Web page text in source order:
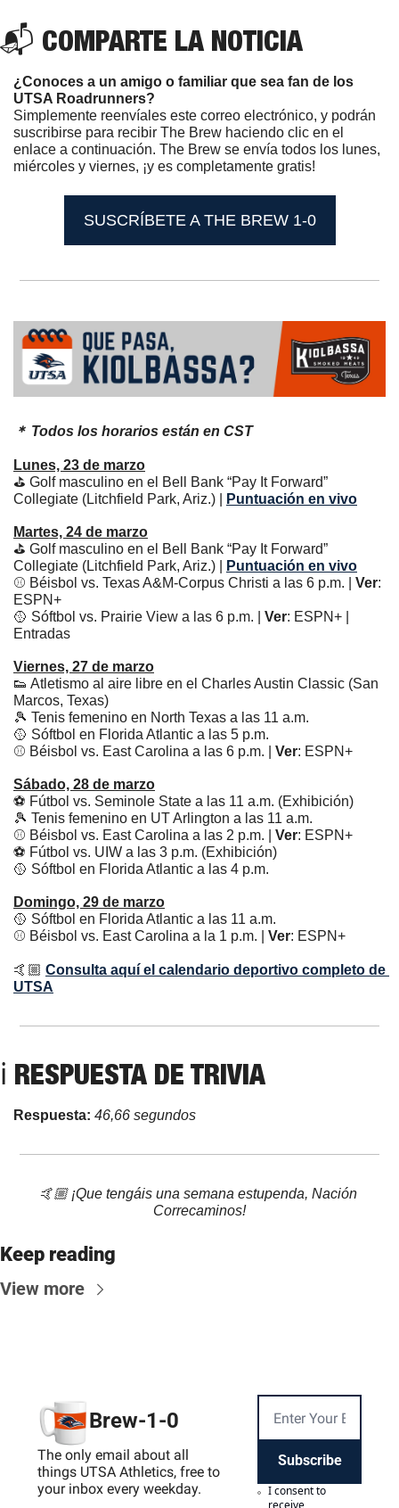
📬 COMPARTE LA NOTICIA
¿Conoces a un amigo o familiar que sea fan de los
UTSA Roadrunners?
Simplemente reenvíales este correo electrónico, y podrán
suscribirse para recibir The Brew haciendo clic en el
enlace a continuación. The Brew se envía todos los lunes,
miércoles y viernes, ¡y es completamente gratis!
SUSCRÍBETE A THE BREW 1-0
＊ Todos los horarios están en CST
Lunes, 23 de marzo
⛳ Golf masculino en el Bell Bank “Pay It Forward”
Collegiate (Litchfield Park, Ariz.) |
Puntuación en vivo
Martes, 24 de marzo
⛳ Golf masculino en el Bell Bank “Pay It Forward”
Collegiate (Litchfield Park, Ariz.) |
Puntuación en vivo
⚾️ Béisbol vs. Texas A&M-Corpus Christi a las 6 p.m. | Ver:
ESPN+
🥎 Sóftbol vs. Prairie View a las 6 p.m. | Ver: ESPN+ |
Entradas
Viernes, 27 de marzo
👟 Atletismo al aire libre en el Charles Austin Classic (San
Marcos, Texas)
🎾 Tenis femenino en North Texas a las 11 a.m.
🥎 Sóftbol en Florida Atlantic a las 5 p.m.
⚾ Béisbol vs. East Carolina a las 6 p.m. | Ver: ESPN+
Sábado, 28 de marzo
⚽ Fútbol vs. Seminole State a las 11 a.m. (Exhibición)
🎾 Tenis femenino en UT Arlington a las 11 a.m.
⚾ Béisbol vs. East Carolina a las 2 p.m. | Ver: ESPN+
⚽ Fútbol vs. UIW a las 3 p.m. (Exhibición)
🥎 Sóftbol en Florida Atlantic a las 4 p.m.
Domingo, 29 de marzo
🥎 Sóftbol en Florida Atlantic a las 11 a.m.
⚾ Béisbol vs. East Carolina a la 1 p.m. | Ver: ESPN+
🤙🏼 Consulta aquí el calendario deportivo completo de
UTSA
ℹ RESPUESTA DE TRIVIA
Respuesta: 46,66 segundos
🤙🏼 ¡Que tengáis una semana estupenda, Nación
Correcaminos!
Keep reading
View more
Brew-1-0
The only email about all
things UTSA Athletics, free to
your inbox every weekday.
Subscribe
I consent to